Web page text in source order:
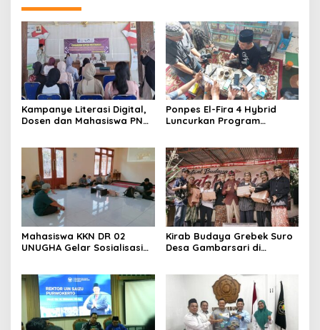
Kampanye Literasi Digital,
Dosen dan Mahasiswa PNC
Konten Medsos
Ponpes El-Fira 4 Hybrid
Luncurkan Program
Mahasiswa KKN DR 02
UNUGHA Gelar Sosialisasi
Fathurrahman Jeruklegi
Cilacap
Kirab Budaya Grebek Suro
Desa Gambarsari di